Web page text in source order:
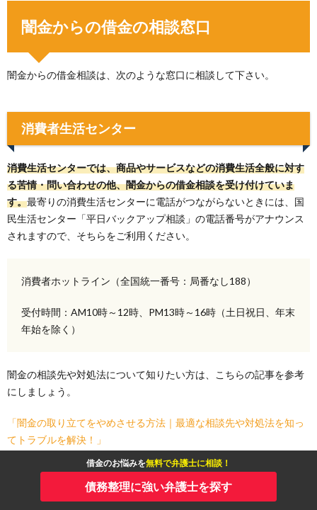
借金のお悩みを無料で弁護士に相談！
債務整理に強い弁護士を探す
闇金からの借金の相談窓口
闇金からの借金相談は、次のような窓口に相談して下さい。
消費者生活センター
消費生活センターでは、商品やサービスなどの消費生活全般に対す
る苦情・問い合わせの他、闇金からの借金相談を受け付けていま
す。最寄りの消費生活センターに電話がつながらないときには、国
民生活センター「平日バックアップ相談」の電話番号がアナウンス
されますので、そちらをご利用ください。
消費者ホットライン（全国統一番号：局番なし188）
受付時間：AM10時～12時、PM13時～16時（土日祝日、年末
年始を除く）
闇金の相談先や対処法について知りたい方は、こちらの記事を参考
にしましょう。
「闇金の取り立てをやめさせる方法｜最適な相談先や対処法を知っ
てトラブルを解決！」
警察相談専用電話